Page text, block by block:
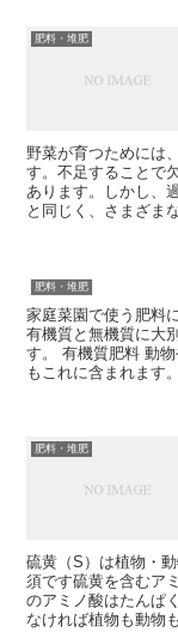
肥料・堆肥
野菜が育つためには
す。不足することで
あります。しかし、
と同じく、さまざま
肥料・堆肥
家庭菜園で使う肥料
有機質と無機質に大
す。 有機質肥料 動
もこれに含まれます
肥料・堆肥
硫黄（S）は植物・
須です硫黄を含むア
のアミノ酸はたんぱ
なければ植物も動物